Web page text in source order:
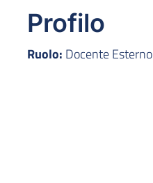
Profilo
Ruolo: Docente Esterno